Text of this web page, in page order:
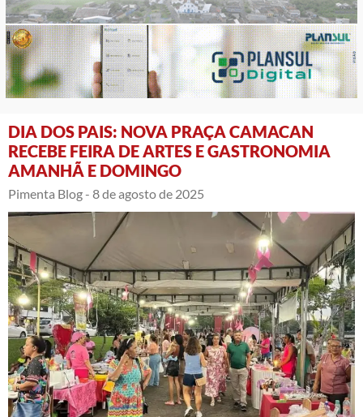
DIA DOS PAIS: NOVA PRAÇA CAMACAN
RECEBE FEIRA DE ARTES E GASTRONOMIA
AMANHÃ E DOMINGO
Pimenta Blog - 8 de agosto de 2025